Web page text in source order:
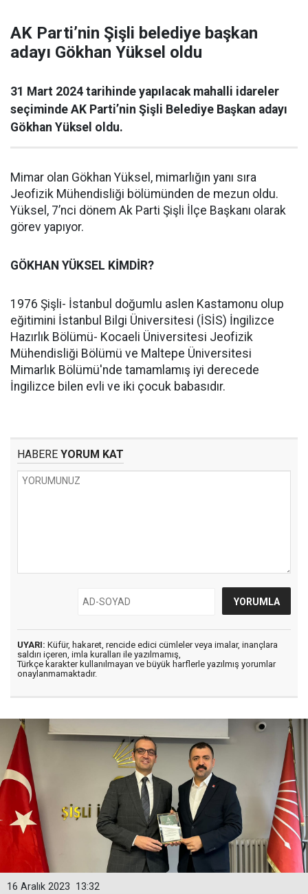
AK Parti’nin Şişli belediye başkan
adayı Gökhan Yüksel oldu
31 Mart 2024 tarihinde yapılacak mahalli idareler
seçiminde AK Parti’nin Şişli Belediye Başkan adayı
Gökhan Yüksel oldu.
Mimar olan Gökhan Yüksel, mimarlığın yanı sıra
Jeofizik Mühendisliği bölümünden de mezun oldu.
Yüksel, 7’nci dönem Ak Parti Şişli İlçe Başkanı olarak
görev yapıyor.
GÖKHAN YÜKSEL KİMDİR?
1976 Şişli- İstanbul doğumlu aslen Kastamonu olup
eğitimini İstanbul Bilgi Üniversitesi (İSİS) İngilizce
Hazırlık Bölümü- Kocaeli Üniversitesi Jeofizik
Mühendisliği Bölümü ve Maltepe Üniversitesi
Mimarlık Bölümü'nde tamamlamış iyi derecede
İngilizce bilen evli ve iki çocuk babasıdır.
HABERE YORUM KAT
UYARI: Küfür, hakaret, rencide edici cümleler veya imalar, inançlara
saldırı içeren, imla kuralları ile yazılmamış,
Türkçe karakter kullanılmayan ve büyük harflerle yazılmış yorumlar
onaylanmamaktadır.
13:32
16 Aralık 2023